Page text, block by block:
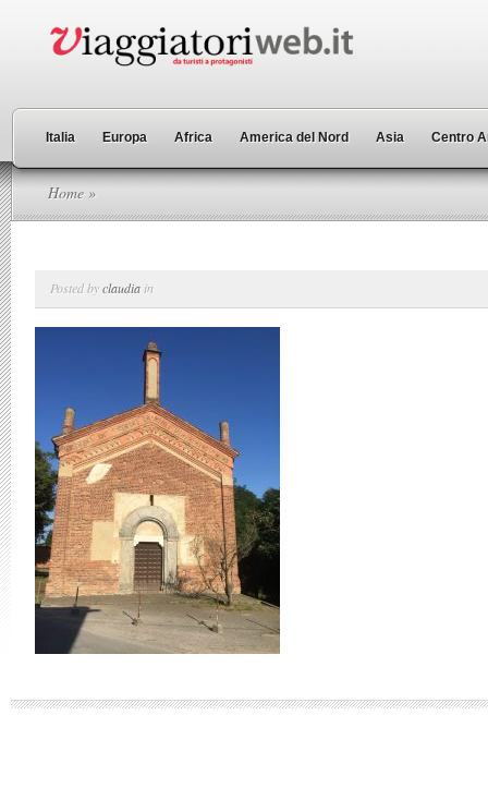
Italia Europa Africa America del Nord Asia Centro
Home »
Posted byclaudia in